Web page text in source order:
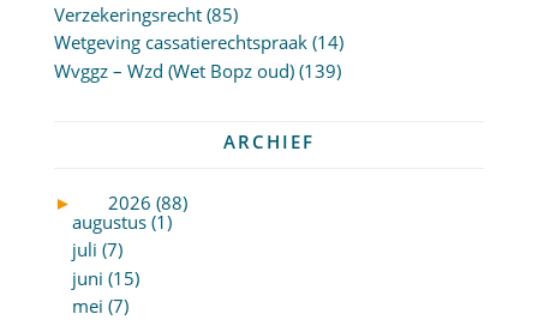
Verzekeringsrecht(85)
Wetgeving cassatierechtspraak(14)
Wvggz – Wzd (Wet Bopz oud)(139)
ARCHIEF
►
2026 (88)
augustus (1)
juli (7)
juni (15)
mei (7)